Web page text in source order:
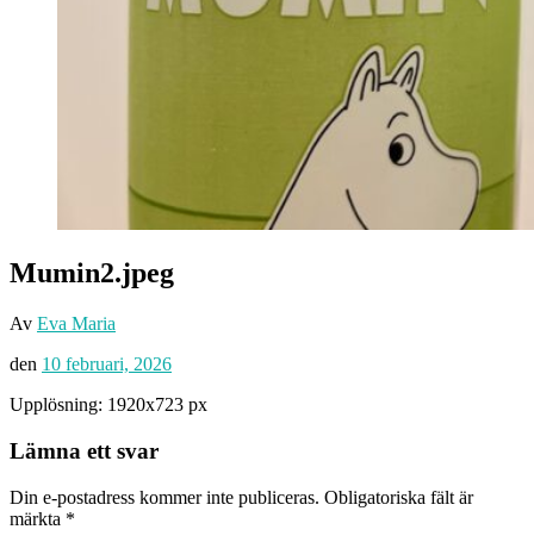
Mumin2.jpeg
Av Eva Maria
den 10 februari, 2026
Upplösning: 1920x723 px
Lämna ett svar
Din e-postadress kommer inte publiceras. Obligatoriska fält är
märkta *